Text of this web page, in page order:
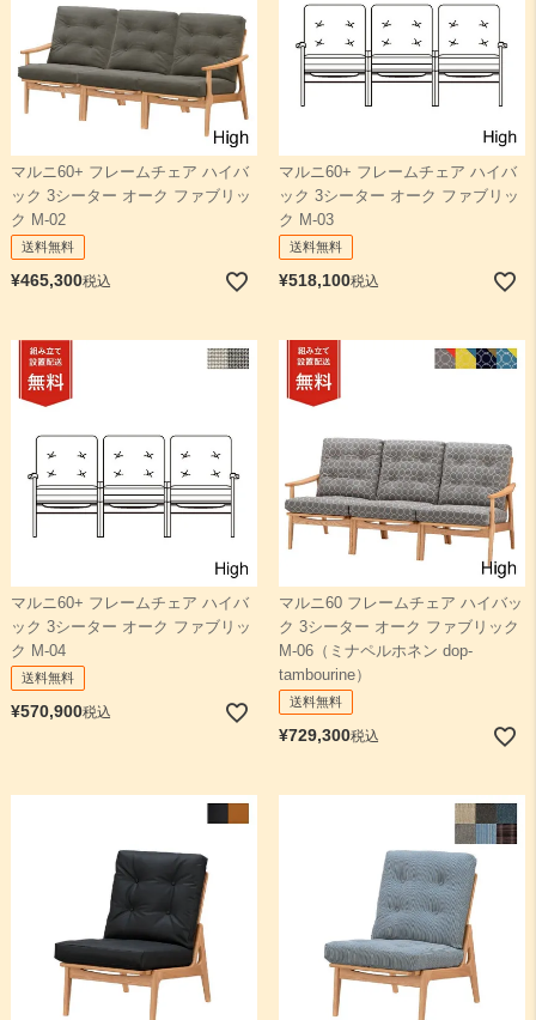
マルニ60+ フレームチェア ハイバ
ック 3シーター オーク ファブリッ
ク M-02
送料無料
¥465,300税込
マルニ60+ フレームチェア ハイバ
ック 3シーター オーク ファブリッ
ク M-03
送料無料
¥518,100税込
マルニ60+ フレームチェア ハイバ
ック 3シーター オーク ファブリッ
ク M-04
送料無料
¥570,900税込
マルニ60 フレームチェア ハイバッ
ク 3シーター オーク ファブリック
M-06（ミナペルホネン dop-
tambourine）
送料無料
¥729,300税込